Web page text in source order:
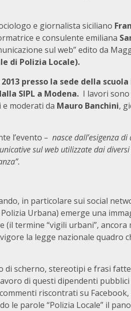
e giornalista siciliano
e consulente emiliana
sul web” edito da
di Polizia Locale).
presso la sede della
SIPL a Modena. I lavori
e moderati da Mauro Banchini,
l’evento – nasce dall’esigenza
sul web utilizzate dai
in particolare sui social
Urbana) emerge una
termine “vigili urbani”, ancora
la legge nazionale quadro
di scherno, stereotipi e frasi
di questi dipendenti
riscontrati su Facebook,
le parole “Polizia Locale” il